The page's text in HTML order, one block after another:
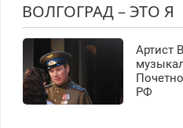
ВОЛГОГРАД – ЭТО Я
Артист
РФ